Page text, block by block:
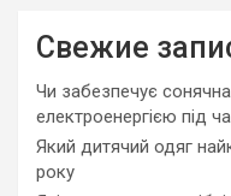
Свежие
Чи забезпечує
електроенергією під
Який дитячий одяг
року